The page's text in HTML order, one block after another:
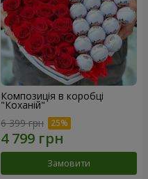
Композиція в коробці
"Коханій"
6 399 грн
Замовити